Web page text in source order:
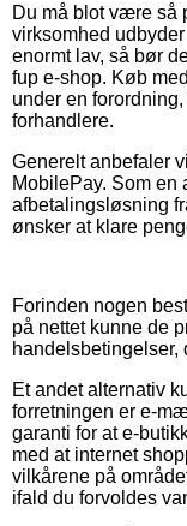
Du må blot være så
virksomhed
enormt lav, så bør
fup e-shop. Køb
under en
forhandlere.
Generelt anbefaler
MobilePay. Som en
afbetalingsløsning
ønsker at klare
Forinden nogen
på nettet kunne de
handelsbetingelser,
Et andet alternativ
forretningen er e-
garanti for at e-
med at internet
vilkårene på
ifald du forvoldes